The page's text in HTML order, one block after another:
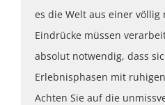
es die Welt aus einer völlig
Eindrücke müssen
absolut notwendig, dass
Erlebnisphasen mit
Achten Sie auf die